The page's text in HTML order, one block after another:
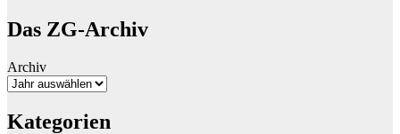
Das ZG-Archiv
Archiv
Kategorien